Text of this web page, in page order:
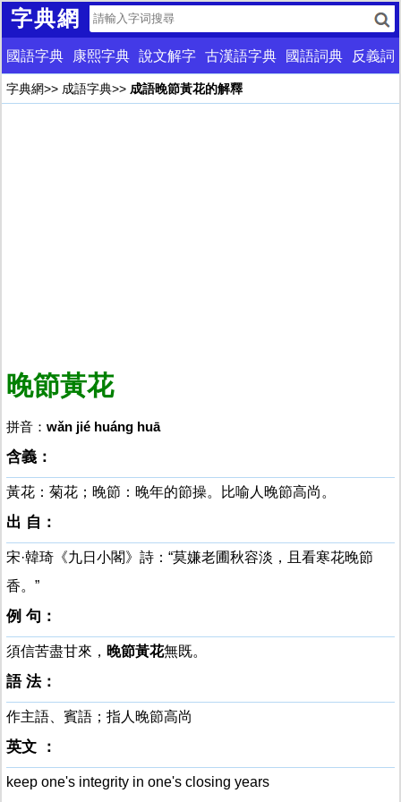
字典網
國語字典 康熙字典 說文解字 古漢語字典 國語詞典 反義詞
字典網>> 成語字典>> 成語晚節黃花的解釋
晚節黃花
拼音： wǎn jié huáng huā
含義：
黃花：菊花；晚節：晚年的節操。比喻人晚節高尚。
出 自：
宋·韓琦《九日小閣》詩：“莫嫌老圃秋容淡，且看寒花晚節
香。”
例 句：
須信苦盡甘來， 晚節黃花無既。
語 法：
作主語、賓語；指人晚節高尚
英文 ：
keep one's integrity in one's closing years